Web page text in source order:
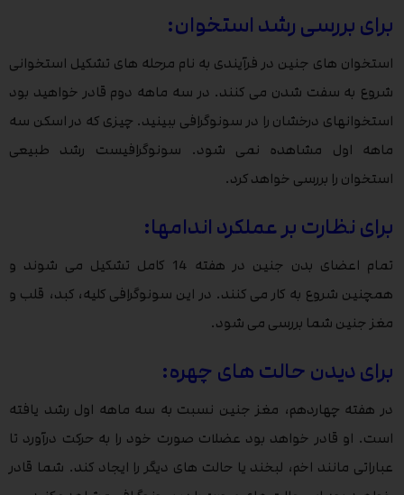
برای بررسی رشد استخوان:
استخوان های جنین در فرآیندی به نام مرحله های تشکیل استخوانی
شروع به سفت شدن می کنند. در سه ماهه دوم قادر خواهید بود
استخوانهای درخشان را در سونوگرافی ببینید. چیزی که در اسکن سه
ماهه اول مشاهده نمی شود. سونوگرافیست رشد طبیعی
استخوان را بررسی خواهد کرد.
برای نظارت بر عملکرد اندامها:
تمام اعضای بدن جنین در هفته 14 کامل تشکیل می شوند و
همچنین شروع به کار می کنند. در این سونوگرافی کلیه، کبد، قلب و
مغز جنین شما بررسی می شود.
برای دیدن حالت های چهره:
در هفته چهاردهم، مغز جنین نسبت به سه ماهه اول رشد یافته
است. او قادر خواهد بود عضلات صورت خود را به حرکت درآورد تا
عباراتی مانند اخم، لبخند یا حالت های دیگر را ایجاد کند. شما قادر